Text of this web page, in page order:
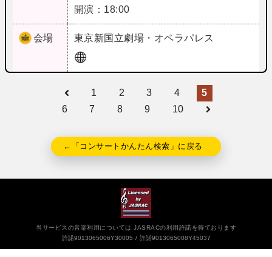
開演：18:00
会場 東京新国立劇場・オペラパレス
1 2 3 4
5
6
7 8 9 10
←「コンサートかんたん検索」に戻る
当サービスの音楽利用については JASRACの利用許諾を得ております
許諾9013065006Y30005
許諾9013065008Y45037